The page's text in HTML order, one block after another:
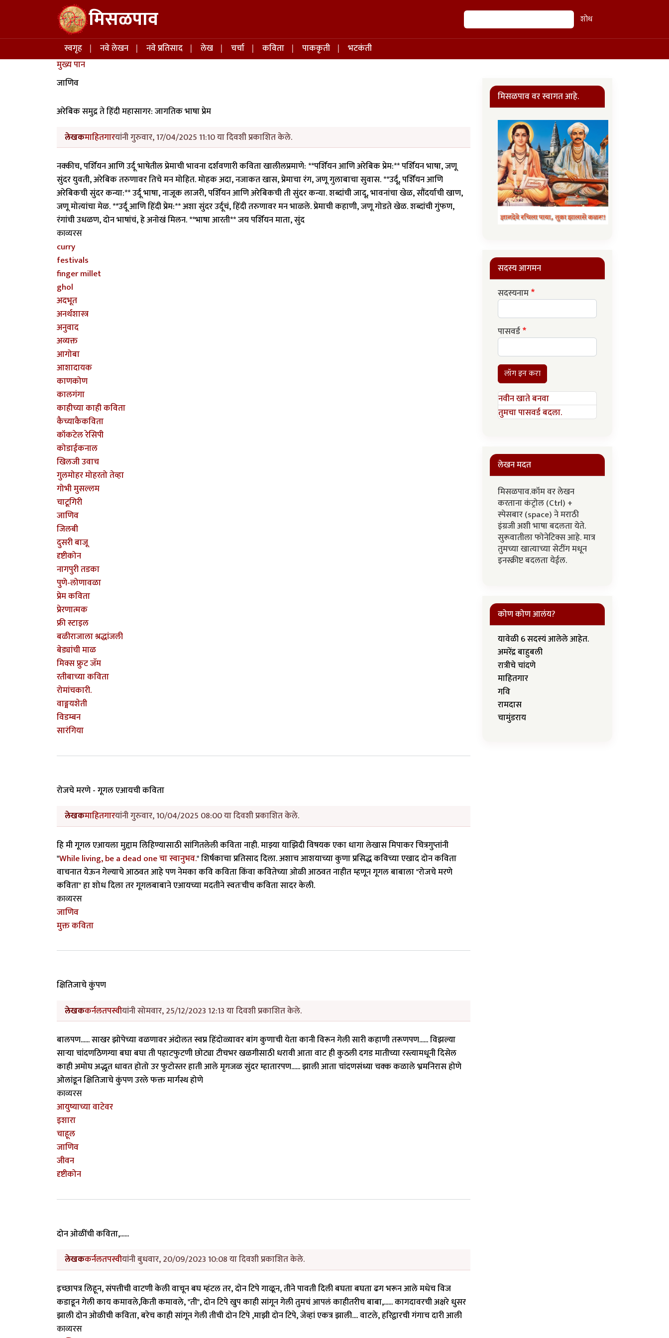
Skip to main content मिसळपाव शोध शोध
Main navigation
स्वगृह नवे लेखन नवे प्रतिसाद लेख चर्चा कविता पाककृती
भटकंती
मुख्य पान
जाणिव
अरेबिक समुद्र ते हिंदी महासागर: जागतिक भाषा प्रेम
लेखकमाहितगारयांनी गुरुवार, 17/04/2025 11:10 या दिवशी प्रकाशित केले.
नक्कीच, पर्शियन आणि उर्दू भाषेतील प्रेमाची भावना दर्शवणारी कविता खालीलप्रमाणे: **पर्शियन आणि अरेबिक प्रेम:** पर्शियन भाषा, जणू
सुंदर युवती, अरेबिक तरुणावर तिचे मन मोहित. मोहक अदा, नजाकत खास, प्रेमाचा रंग, जणू गुलाबाचा सुवास. **उर्दू, पर्शियन आणि
अरेबिकची सुंदर कन्या:** उर्दू भाषा, नाजूक लाजरी, पर्शियन आणि अरेबिकची ती सुंदर कन्या. शब्दांची जादू, भावनांचा खेळ, सौंदर्याची खाण,
जणू मोत्यांचा मेळ. **उर्दू आणि हिंदी प्रेम:** अशा सुंदर उर्दूचं, हिंदी तरुणावर मन भाळले. प्रेमाची कहाणी, जणू गोडते खेळ. शब्दांची गुंफण,
रंगांची उधळण, दोन भाषांचं, हे अनोखं मिलन. **भाषा आरती** जय पर्शियन माता, सुंद
काव्यरस
curry
festivals
finger millet
ghol
अदभूत
अनर्थशास्त्र
अनुवाद
अव्यक्त
आगोबा
आशादायक
काणकोण
कालगंगा
काहीच्या काही कविता
कैच्याकैकविता
कॉकटेल रेसिपी
कोडाईकनाल
खिलजी उवाच
गुलमोहर मोहरतो तेव्हा
गोभी मुसल्लम
चाटूगिरी
जाणिव
जिलबी
दुसरी बाजू
दृष्टीकोन
नागपुरी तडका
पुणे-लोणावळा
प्रेम कविता
प्रेरणात्मक
फ्री स्टाइल
बळीराजाला श्रद्धांजली
बेड्यांची माळ
मिक्स फ्रुट जॅम
रतीबाच्या कविता
रोमांचकारी.
वाङ्मयशेती
विडम्बन
सारंगिया
रोजचे मरणे - गूगल एआयची कविता
लेखकमाहितगारयांनी गुरुवार, 10/04/2025 08:00 या दिवशी प्रकाशित केले.
हि मी गूगल एआयला मुद्दाम लिहिण्यासाठी सांगितलेली कविता नाही. माझ्या याझिदी विषयक एका धागा लेखास मिपाकर चित्रगुप्तांनी
"While living, be a dead one चा स्वानुभव." शिर्षकाचा प्रतिसाद दिला. अशाच आशयाच्या कुणा प्रसिद्ध कविच्या एखाद दोन कविता
वाचनात येऊन गेल्याचे आठवत आहे पण नेमका कवि कविता किंवा कवितेच्या ओळी आठवत नाहीत म्हणून गूगल बाबाला "रोजचे मरणे
कविता" हा शोध दिला तर गूगलबाबाने एआयच्या मदतीने स्वतःचीच कविता सादर केली.
काव्यरस
जाणिव
मुक्त कविता
क्षितिजाचे कुंपण
लेखककर्नलतपस्वीयांनी सोमवार, 25/12/2023 12:13 या दिवशी प्रकाशित केले.
बालपण...... साखर झोपेच्या वळणावर अंदोलत स्वप्न हिंदोळ्यावर बांग कुणाची येता कानी विरून गेली सारी कहाणी तरूणपण...... विझल्या
साऱ्या चांदणठिणग्या बघा बघा ती पहाटफुटणी छोट्या टीचभर खळगीसाठी धरावी आता वाट ही कुठली दगड मातीच्या रस्त्यामधूनी दिसेल
काही अमोघ अद्भूत धावत होतो उर फुटोस्तर हाती आले मृगजळ सुंदर म्हातारपण...... झाली आता चांदणसंध्या चक्क कळाले भ्रमनिरास होणे
ओलांडून क्षितिजाचे कुंपण उरले फक्त मार्गस्थ होणे
काव्यरस
आयुष्याच्या वाटेवर
इशारा
चाहूल
जाणिव
जीवन
दृष्टीकोन
दोन ओळींची कविता,......
लेखककर्नलतपस्वीयांनी बुधवार, 20/09/2023 10:08 या दिवशी प्रकाशित केले.
इच्छापत्र लिहून, संपत्तीची वाटणी केली वाचून बघ म्हंटल तर, दोन टिपे गाळून, तीने पावती दिली बघता बघता ढग भरून आले मधेच विज
कडाडून गेली काय कमावले,किती कमावले, "ती", दोन टिपे खुप काही सांगून गेली तुमचं आपलं काहीतरीच बाबा,...... कागदावरची अक्षरे धुसर
झाली दोन ओळीची कविता, बरेच काही सांगून गेली तीची दोन टिपे ,माझी दोन टिपे, जेव्हां एकत्र झाली.... वाटले, हरिद्वारची गंगाच दारी आली
काव्यरस
मिसळपाव वर स्वागत आहे.
सदस्य आगमन
सदस्यनाम
पासवर्ड
लॉग इन करा
नवीन खाते बनवा
तुमचा पासवर्ड बदला.
लेखन मदत
मिसळपाव.कॉम वर लेखन
करताना कंट्रोल (Ctrl) +
स्पेसबार (space) ने मराठी
इंग्रजी अशी भाषा बदलता येते.
सुरूवातीला फोनेटिक्स आहे. मात्र
तुमच्या खात्याच्या सेटींग मधून
इनस्क्रीप्ट बदलता येईल.
कोण कोण आलंय?
यावेळी 6 सदस्यं आलेले आहेत.
अमरेंद्र बाहुबली
रात्रीचे चांदणे
माहितगार
गवि
रामदास
चामुंडराय